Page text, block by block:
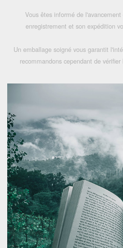
Vous êtes informé de
enregistrement et son expédition
Un emballage soigné vous garantit
recommandons cependant de